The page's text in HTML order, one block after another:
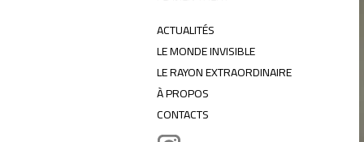
ACTUALITÉS
LE MONDE INVISIBLE
LE RAYON EXTRAORDINAIRE
À PROPOS
CONTACTS